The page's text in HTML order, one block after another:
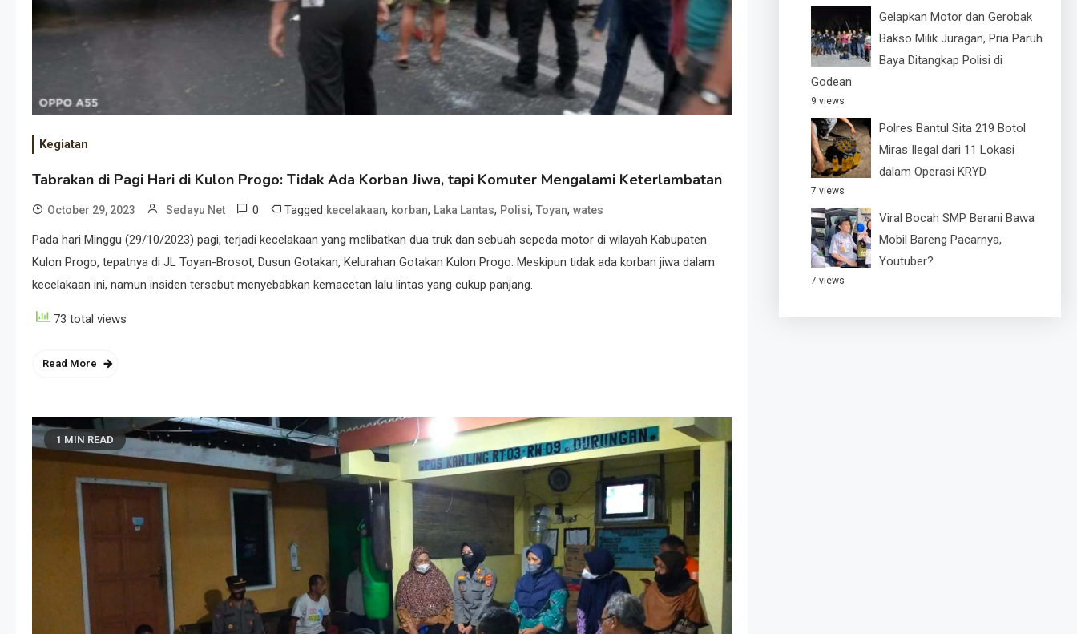
Kegiatan
Tabrakan di Pagi Hari di Kulon Progo: Tidak Ada Korban Jiwa, tapi Komuter Mengalami Keterlambatan
October 29, 2023 Sedayu Net 0 Tagged kecelakaan, korban, Laka Lantas, Polisi, Toyan, wates
Pada hari Minggu (29/10/2023) pagi, terjadi kecelakaan yang melibatkan dua truk dan sebuah sepeda motor di wilayah Kabupaten
Kulon Progo, tepatnya di JL Toyan-Brosot, Dusun Gotakan, Kelurahan Gotakan Kulon Progo. Meskipun tidak ada korban jiwa dalam
kecelakaan ini, namun insiden tersebut menyebabkan kemacetan lalu lintas yang cukup panjang.
73 total views
Read More
1 MIN READ
Gelapkan Motor dan Gerobak
Bakso Milik Juragan, Pria Paruh
Baya Ditangkap Polisi di
Godean
9 views
Polres Bantul Sita 219 Botol
Miras Ilegal dari 11 Lokasi
dalam Operasi KRYD
7 views
Viral Bocah SMP Berani Bawa
Mobil Bareng Pacarnya,
Youtuber?
7 views